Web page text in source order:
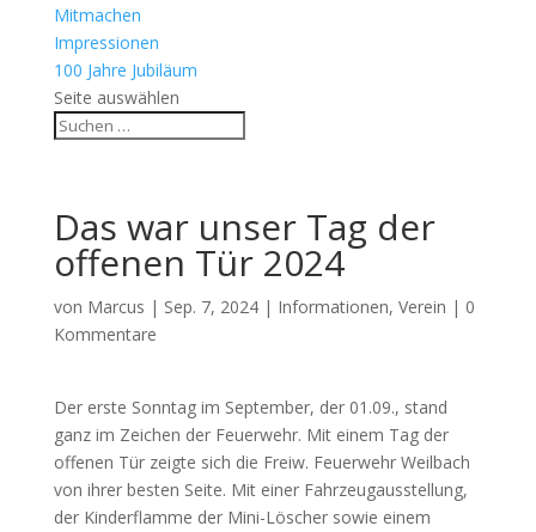
Mitmachen
Impressionen
100 Jahre Jubiläum
Seite auswählen
Das war unser Tag der
offenen Tür 2024
von Marcus | Sep. 7, 2024| Informationen, Verein | 0
Kommentare
Der erste Sonntag im September, der 01.09., stand
ganz im Zeichen der Feuerwehr. Mit einem Tag der
offenen Tür zeigte sich die Freiw. Feuerwehr Weilbach
von ihrer besten Seite. Mit einer Fahrzeugausstellung,
der Kinderflamme der Mini-Löscher sowie einem